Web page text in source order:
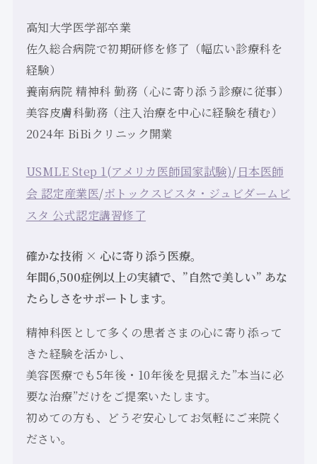
高知大学医学部卒業
佐久総合病院で初期研修を修了（幅広い診療科を
経験）
養南病院 精神科 勤務（心に寄り添う診療に従事）
美容皮膚科勤務（注入治療を中心に経験を積む）
2024年 BiBiクリニック開業
USMLE Step 1(アメリカ医師国家試験)/日本医師
会 認定産業医/ボトックスビスタ・ジュビダームビ
スタ 公式認定講習修了
確かな技術 × 心に寄り添う医療。
年間6,500症例以上の実績で、”自然で美しい” あな
たらしさをサポートします。
精神科医として多くの患者さまの心に寄り添って
きた経験を活かし、
美容医療でも5年後・10年後を見据えた”本当に必
要な治療”だけをご提案いたします。
初めての方も、どうぞ安心してお気軽にご来院く
ださい。